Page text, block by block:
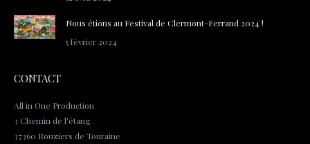
Nous étions au Festival de Clermont-Ferrand 2024 !
5 février 2024
CONTACT
All in One Production
3 Chemin de l'étang
37360 Rouziers de Touraine